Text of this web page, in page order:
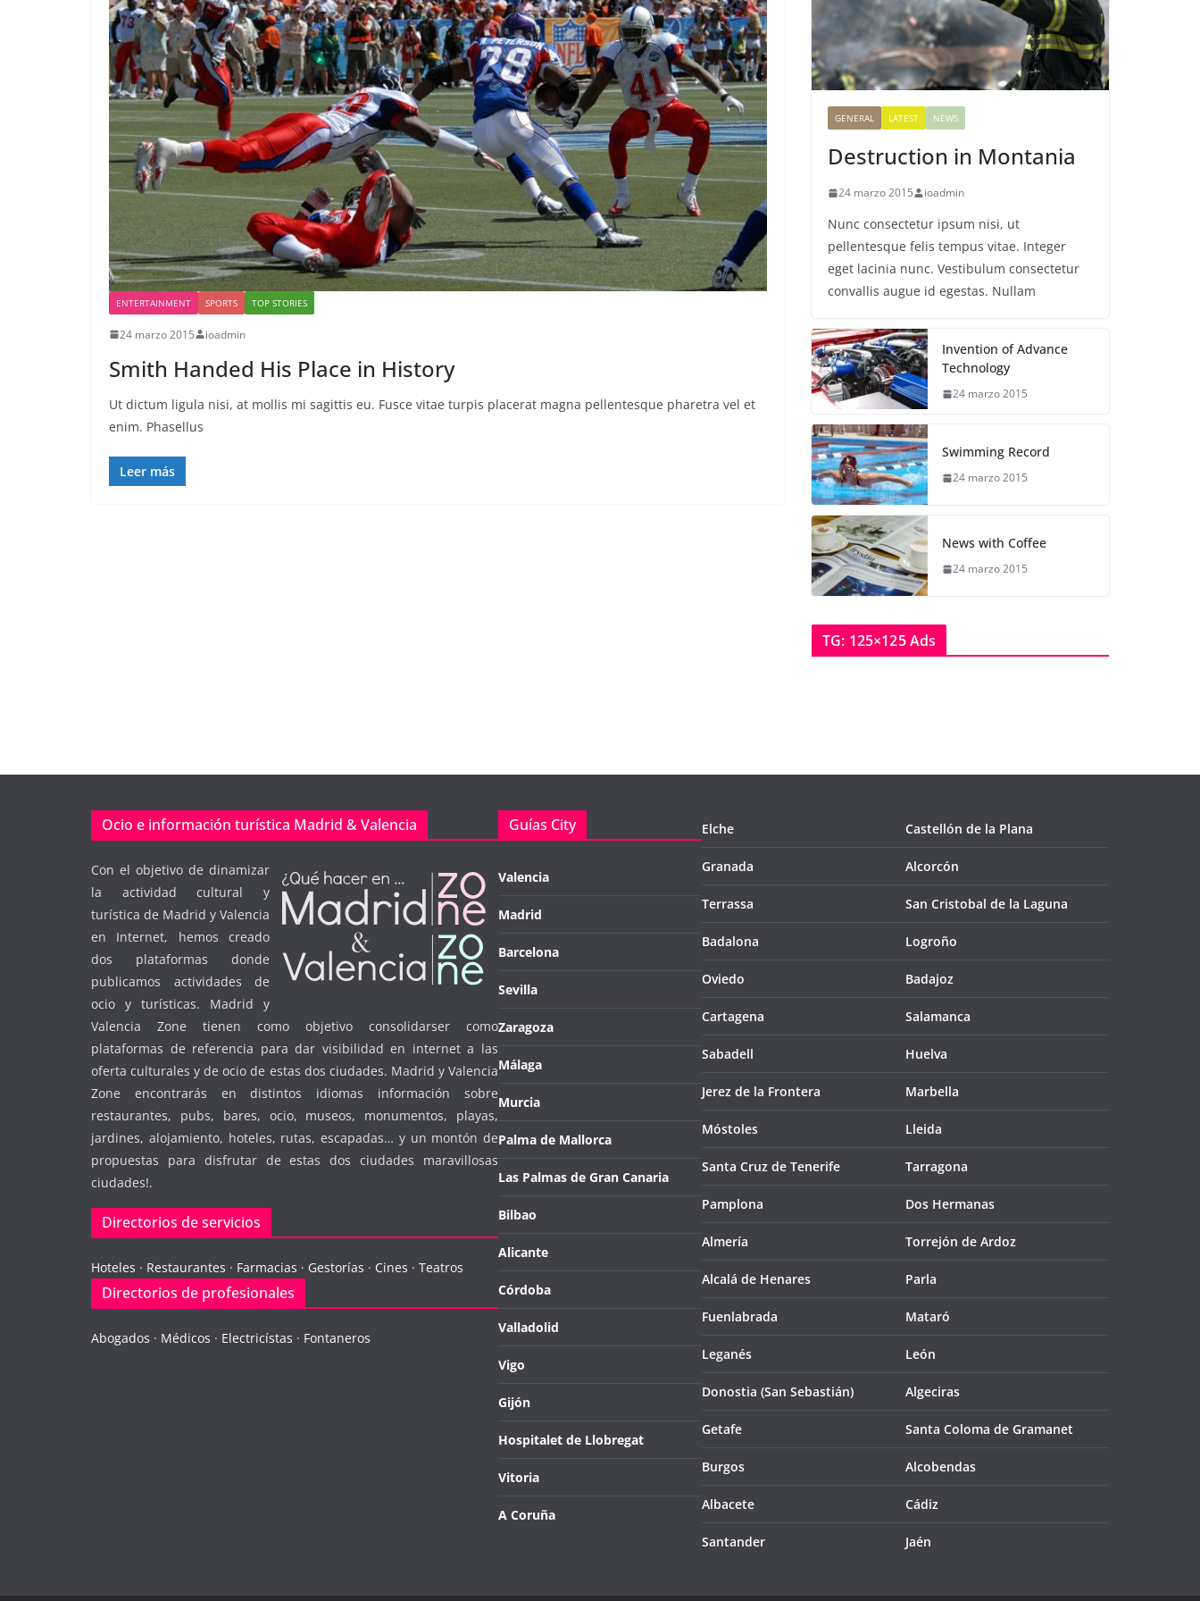
ENTERTAINMENT SPORTS TOP STORIES
24 marzo 2015 ioadmin
Smith Handed His Place in History
Ut dictum ligula nisi, at mollis mi sagittis eu. Fusce vitae turpis placerat magna pellentesque pharetra vel et
enim. Phasellus
Leer más
GENERAL LATEST NEWS
Destruction in Montania
24 marzo 2015 ioadmin
Nunc consectetur ipsum nisi, ut
pellentesque felis tempus vitae. Integer
eget lacinia nunc. Vestibulum consectetur
convallis augue id egestas. Nullam
Invention of Advance
Technology
24 marzo 2015
Swimming Record
24 marzo 2015
News with Coffee
24 marzo 2015
TG: 125×125 Ads
Ocio e información turística Madrid & Valencia
Con el objetivo de dinamizar
la actividad cultural y
turística de Madrid y Valencia
en Internet, hemos creado
dos plataformas donde
publicamos actividades de
ocio y turísticas. Madrid y
Valencia Zone tienen como objetivo consolidarser como
plataformas de referencia para dar visibilidad en internet a las
oferta culturales y de ocio de estas dos ciudades. Madrid y Valencia
Zone encontrarás en distintos idiomas información sobre
restaurantes, pubs, bares, ocio, museos, monumentos, playas,
jardines, alojamiento, hoteles, rutas, escapadas… y un montón de
propuestas para disfrutar de estas dos ciudades maravillosas
ciudades!.
Directorios de servicios
Hoteles · Restaurantes · Farmacias · Gestorías · Cines · Teatros
Directorios de profesionales
Abogados · Médicos · Electricístas · Fontaneros
Guías City
Valencia
Madrid
Barcelona
Sevilla
Zaragoza
Málaga
Murcia
Palma de Mallorca
Las Palmas de Gran Canaria
Bilbao
Alicante
Córdoba
Valladolid
Vigo
Gijón
Hospitalet de Llobregat
Vitoria
A Coruña
Elche
Granada
Terrassa
Badalona
Oviedo
Cartagena
Sabadell
Jerez de la Frontera
Móstoles
Santa Cruz de Tenerife
Pamplona
Almería
Alcalá de Henares
Fuenlabrada
Leganés
Donostia (San Sebastián)
Getafe
Burgos
Albacete
Santander
Castellón de la Plana
Alcorcón
San Cristobal de la Laguna
Logroño
Badajoz
Salamanca
Huelva
Marbella
Lleida
Tarragona
Dos Hermanas
Torrejón de Ardoz
Parla
Mataró
León
Algeciras
Santa Coloma de Gramanet
Alcobendas
Cádiz
Jaén